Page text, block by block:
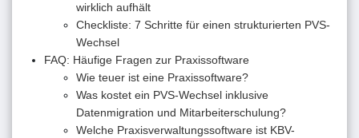
wirklich aufhält
Checkliste: 7 Schritte für einen strukturierten PVS-
Wechsel
FAQ: Häufige Fragen zur Praxissoftware
Wie teuer ist eine Praxissoftware?
Was kostet ein PVS-Wechsel inklusive
Datenmigration und Mitarbeiterschulung?
Welche Praxisverwaltungssoftware ist KBV-